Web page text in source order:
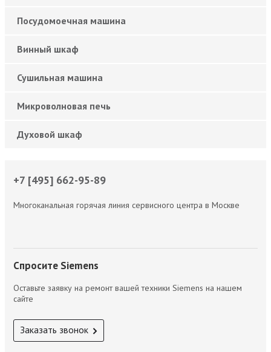
Посудомоечная машина
Винный шкаф
Сушильная машина
Микроволновая печь
Духовой шкаф
+7 [495] 662-95-89
Многоканальная горячая линия сервисного центра в Москве
Спросите Siemens
Оставьте заявку на ремонт вашей техники Siemens на нашем
сайте
Заказать звонок